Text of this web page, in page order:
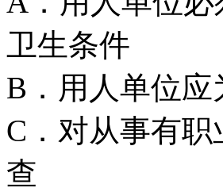
卫生条件
B．用人单位
C．对从事有
查